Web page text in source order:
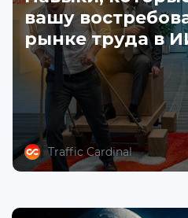
вашу
рынке труда в
Traffic Cardinal